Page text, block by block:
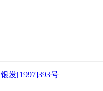
银发[1997]393号